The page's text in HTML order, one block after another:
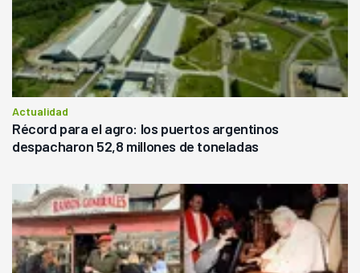
Actualidad
Récord para el agro: los puertos argentinos
despacharon 52,8 millones de toneladas